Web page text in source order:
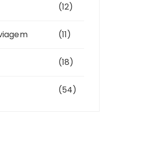
(12)
(11)
(18)
(54)